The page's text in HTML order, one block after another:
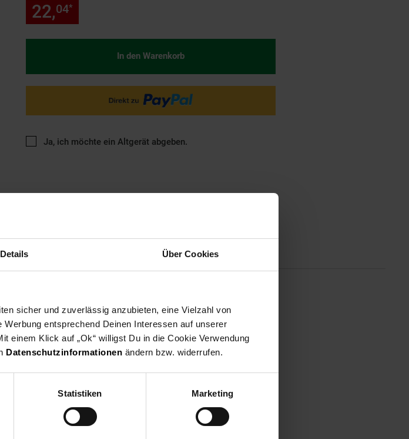
Details Über Cookies
sicher und zuverlässig anzubieten, eine Vielzahl von
entsprechend Deinen Interessen auf unserer
einem Klick auf „Ok“ willigst Du in die Cookie Verwendung
Datenschutzinformationen ändern bzw. widerrufen.
Statistiken Marketing
22,04*
In den Warenkorb
Ja, ich möchte ein Altgerät abgeben.
Herstellerinformationen Altgeräterücknahme